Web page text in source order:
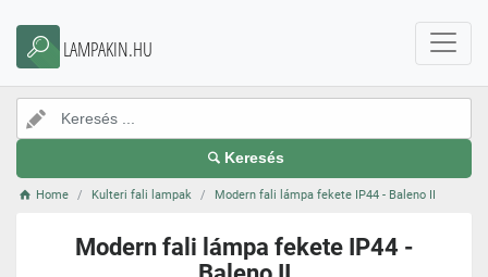
LAMPAKIN.HU
Keresés
Home Kulteri fali lampak Modern fali lámpa fekete IP44 - Baleno II
Modern fali lámpa fekete IP44 -